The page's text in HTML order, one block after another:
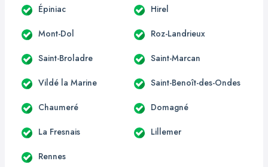
Épiniac Hirel
Mont-Dol Roz-Landrieux
Saint-Broladre Saint-Marcan
Vildé la Marine Saint-Benoît-des-Ondes
Chaumeré Domagné
La Fresnais Lillemer
Rennes